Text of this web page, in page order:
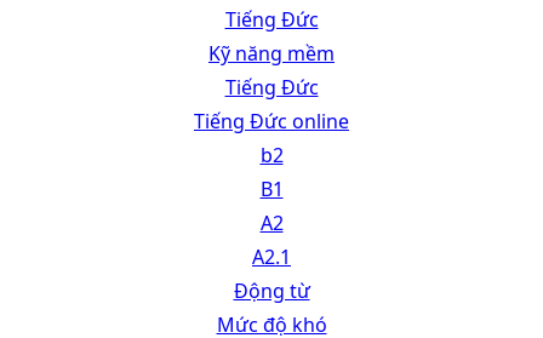
Tiếng Đức
Kỹ năng mềm
Tiếng Đức
Tiếng Đức online
b2
B1
A2
A2.1
Động từ
Mức độ khó